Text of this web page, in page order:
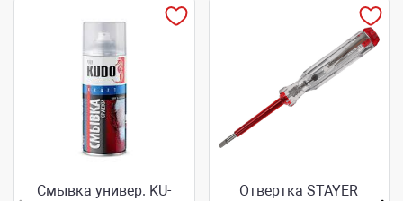
Смывка универ. KU-
Отвертка STAYER